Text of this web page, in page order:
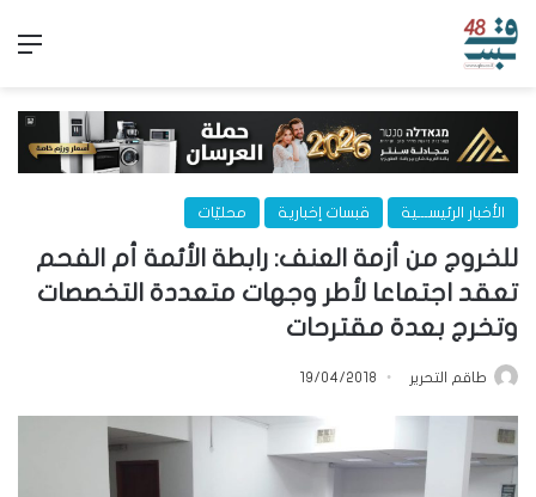
الأخبار الرئيســـية قبسات إخبارية محليّات
للخروج من أزمة العنف: رابطة الأئمة أم الفحم
تعقد اجتماعا لأطر وجهات متعددة التخصصات
وتخرج بعدة مقترحات
طاقم التحرير 19/04/2018